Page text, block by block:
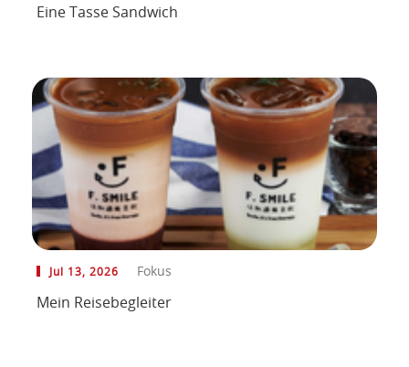
Eine Tasse Sandwich
Jul 13, 2026 Fokus
Mein Reisebegleiter